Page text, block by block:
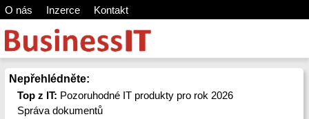
O nás Inzerce Kontakt
Nepřehlédněte:
Top z IT: Pozoruhodné IT produkty pro rok 2026
Správa dokumentů